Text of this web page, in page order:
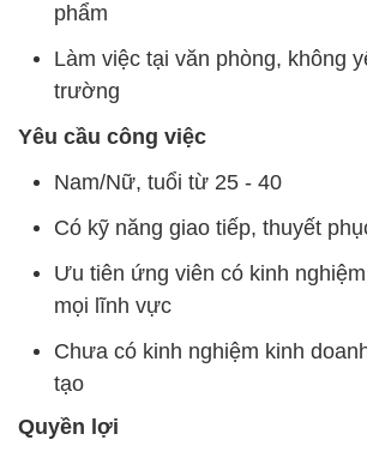
phẩm
Làm việc tại văn phòng, không
trường
Yêu cầu công việc
Nam/Nữ, tuổi từ 25 - 40
Có kỹ năng giao tiếp, thuyết
Ưu tiên ứng viên có kinh
mọi lĩnh vực
Chưa có kinh nghiệm kinh
tạo
Quyền lợi